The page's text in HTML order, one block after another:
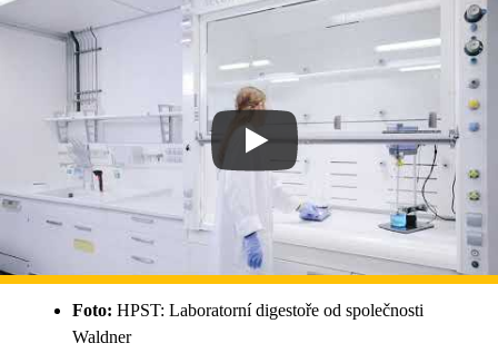
Foto: HPST: Laboratorní digestoře od společnosti
Waldner